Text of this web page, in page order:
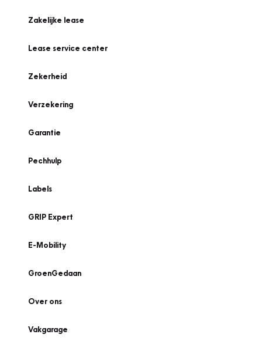
Zakelijke lease
Lease service center
Zekerheid
Verzekering
Garantie
Pechhulp
Labels
GRIP Expert
E-Mobility
GroenGedaan
Over ons
Vakgarage